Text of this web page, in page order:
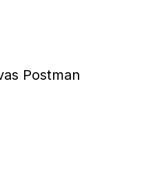
Postman